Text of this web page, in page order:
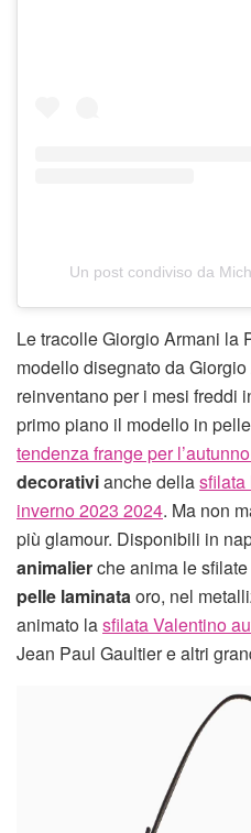
Un post condiviso da
Le tracolle Giorgio Armani la
modello disegnato da
reinventano per i mesi freddi
primo piano il modello in
tendenza frange per
decorativianche dellasfilata
inverno 2023 2024. Ma non
più glamour. Disponibili in
animalierche anima le
pelle laminataoro, nel
animato lasfilata Valentino
Jean Paul Gaultier e altri